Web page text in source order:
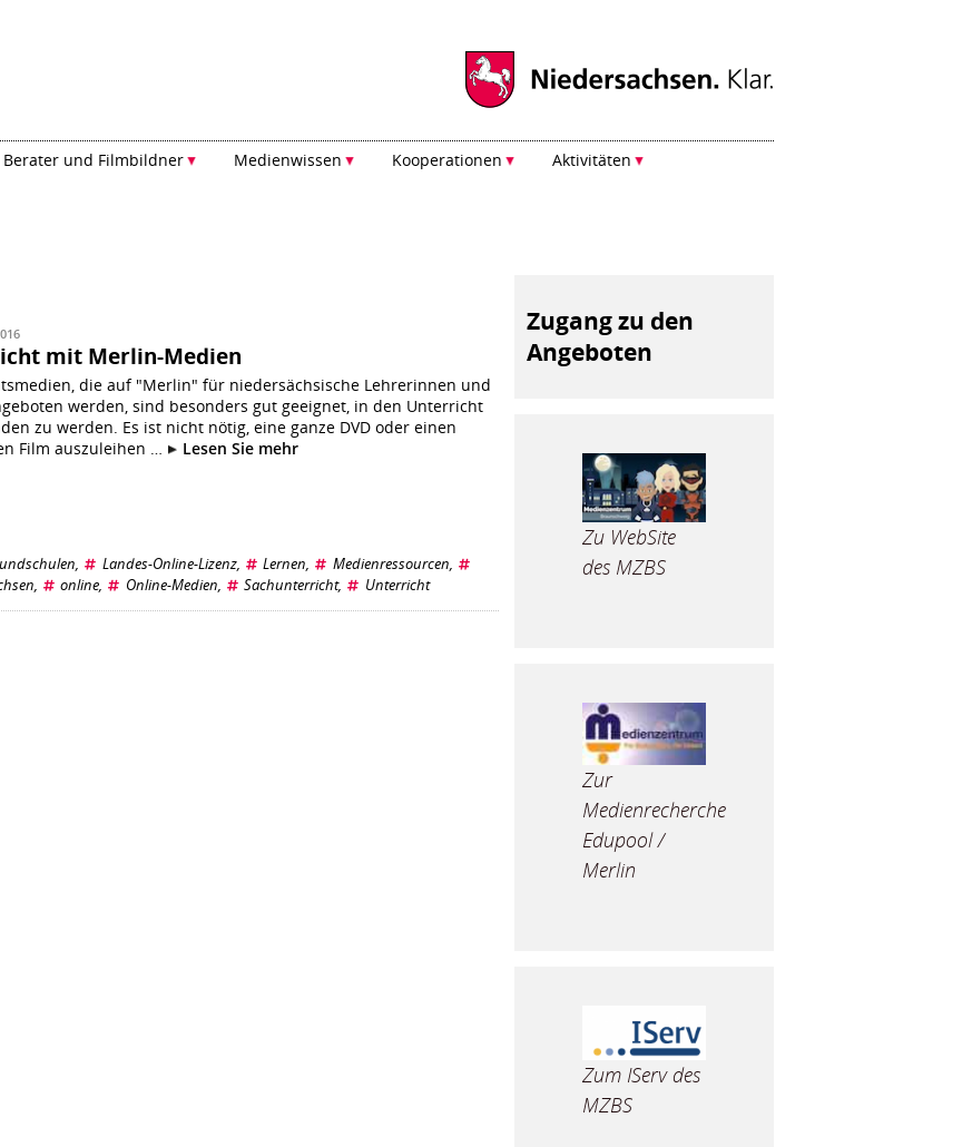
und Filmbildner Medienwissen Kooperationen Aktivitäten
mit Merlin-Medien
die auf "Merlin" für niedersächsische Lehrerinnen und
werden, sind besonders gut geeignet, in den Unterricht
zu werden. Es ist nicht nötig, eine ganze DVD oder einen
Film auszuleihen …
Lesen Sie mehr
, Landes-Online-Lizenz, Lernen, Medienressourcen,
, online, Online-Medien, Sachunterricht, Unterricht
Zugang zu den
Angeboten
Zu WebSite
des MZBS
Zur
Medienrecherche
Edupool /
Merlin
Zum IServ des
MZBS